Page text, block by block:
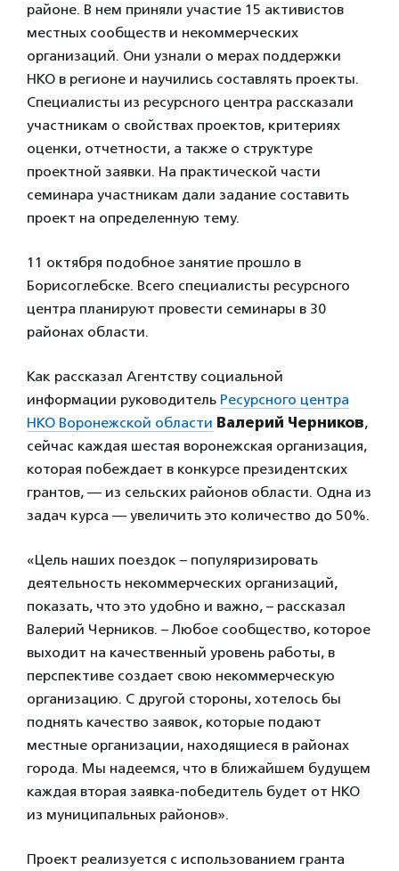
районе. В нем приняли участие 15 активистов
местных сообществ и некоммерческих
организаций. Они узнали о мерах поддержки
НКО в регионе и научились составлять проекты.
Специалисты из ресурсного центра рассказали
участникам о свойствах проектов, критериях
оценки, отчетности, а также о структуре
проектной заявки. На практической части
семинара участникам дали задание составить
проект на определенную тему.
11 октября подобное занятие прошло в
Борисоглебске. Всего специалисты ресурсного
центра планируют провести семинары в 30
районах области.
Как рассказал Агентству социальной
информации руководитель Ресурсного центра
НКО Воронежской области Валерий Черников,
сейчас каждая шестая воронежская организация,
которая побеждает в конкурсе президентских
грантов, — из сельских районов области. Одна из
задач курса — увеличить это количество до 50%.
«Цель наших поездок – популяризировать
деятельность некоммерческих организаций,
показать, что это удобно и важно, – рассказал
Валерий Черников. – Любое сообщество, которое
выходит на качественный уровень работы, в
перспективе создает свою некоммерческую
организацию. С другой стороны, хотелось бы
поднять качество заявок, которые подают
местные организации, находящиеся в районах
города. Мы надеемся, что в ближайшем будущем
каждая вторая заявка-победитель будет от НКО
из муниципальных районов».
Проект реализуется с использованием гранта